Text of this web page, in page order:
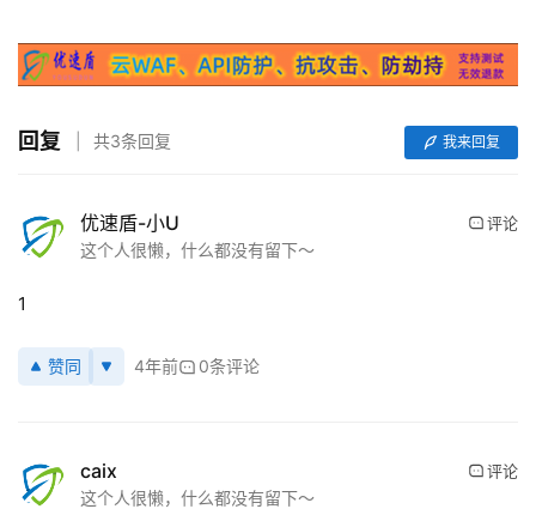
回复 共3条回复 我来回复
优速盾-小U
这个人很懒，什么都没有留下～
评论
1
赞同 4年前 0条评论
caix
这个人很懒，什么都没有留下～
评论